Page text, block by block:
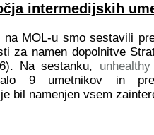
intermedijskih
MOL-u smo sestavili
za namen dopolnitve
Na sestanku, unhealthy
9 umetnikov in
bil namenjen vsem